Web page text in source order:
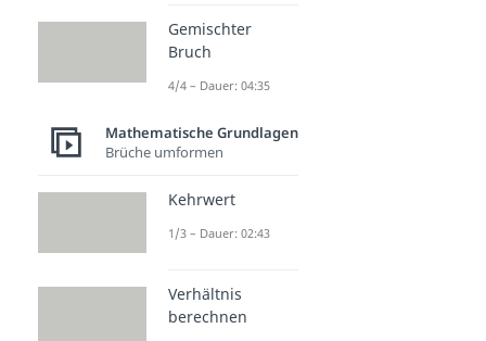
Gemischter
Bruch
4/4 – Dauer: 04:35
Mathematische Grundlagen
Brüche umformen
Kehrwert
1/3 – Dauer: 02:43
Verhältnis
berechnen